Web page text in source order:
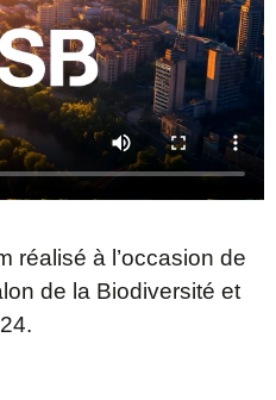
réalisé à l’occasion de
de la Biodiversité et